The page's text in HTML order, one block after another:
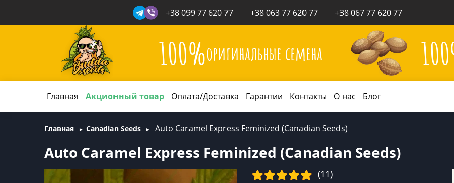
+38 099 77 620 77 +38 063 77 620 77 +38 067 77 620 77
100%оригинальные семена
Главная Акционный товар Оплата/Доставка Гарантии Контакты О нас Блог
Главная Canadian Seeds Auto Caramel Express Feminized (Canadian Seeds)
Auto Caramel Express Feminized (Canadian Seeds)
(11)